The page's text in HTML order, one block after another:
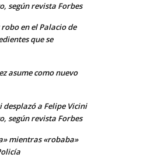
según revista Forbes
en el Palacio de
que se
asume como nuevo
desplazó a Felipe Vicini
según revista Forbes
mientras «robaba»